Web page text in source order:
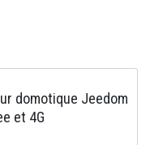
domotique Jeedom
et 4G